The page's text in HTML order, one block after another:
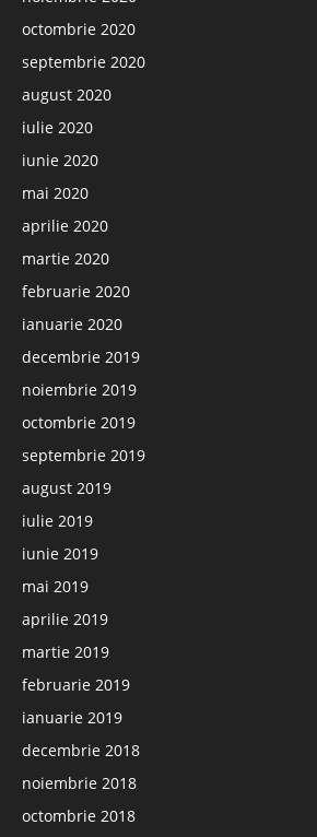
octombrie 2020
septembrie 2020
august 2020
iulie 2020
iunie 2020
mai 2020
aprilie 2020
martie 2020
februarie 2020
ianuarie 2020
decembrie 2019
noiembrie 2019
octombrie 2019
septembrie 2019
august 2019
iulie 2019
iunie 2019
mai 2019
aprilie 2019
martie 2019
februarie 2019
ianuarie 2019
decembrie 2018
noiembrie 2018
octombrie 2018